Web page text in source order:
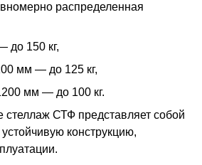
распределенная
до 150 кг,
мм — до 125 кг,
мм — до 100 кг.
стеллаж СТФ представляет собой
конструкцию,